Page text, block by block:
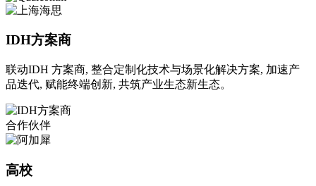
IDH方案商
联动IDH 方案商, 整合定制化技术与场景化解决方案, 加速产
品迭代, 赋能终端创新, 共筑产业生态新生态。
合作伙伴
高校